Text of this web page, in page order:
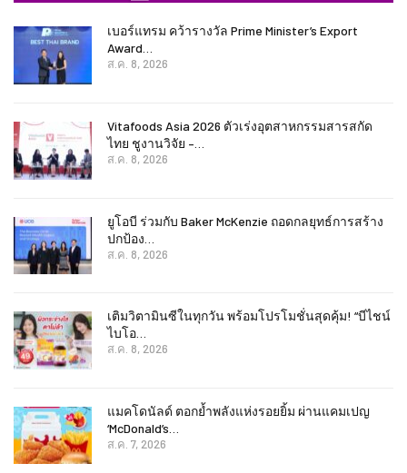
เบอร์แทรม คว้ารางวัล Prime Minister’s Export
Award…
ส.ค. 8, 2026
Vitafoods Asia 2026 ตัวเร่งอุตสาหกรรมสารสกัด
ไทย ชูงานวิจัย –…
ส.ค. 8, 2026
ยูโอบี ร่วมกับ Baker McKenzie ถอดกลยุทธ์การสร้าง
ปกป้อง…
ส.ค. 8, 2026
เติมวิตามินซีในทุกวัน พร้อมโปรโมชั่นสุดคุ้ม! “บีไชน์
ไบโอ…
ส.ค. 8, 2026
แมคโดนัลด์ ตอกย้ำพลังแห่งรอยยิ้ม ผ่านแคมเปญ
‘McDonald’s…
ส.ค. 7, 2026